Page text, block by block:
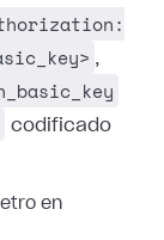
,
codificado
en